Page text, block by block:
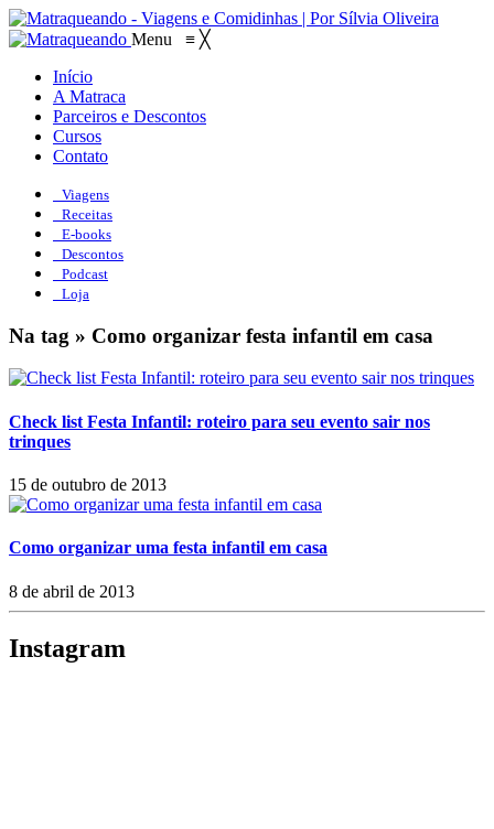
Menu ≡ ╳
Início
A Matraca
Parceiros e Descontos
Cursos
Contato
Viagens
Receitas
E-books
Descontos
Podcast
Loja
Na tag » Como organizar festa infantil em casa
Check list Festa Infantil: roteiro para seu evento sair nos
trinques
15 de outubro de 2013
Como organizar uma festa infantil em casa
8 de abril de 2013
Instagram